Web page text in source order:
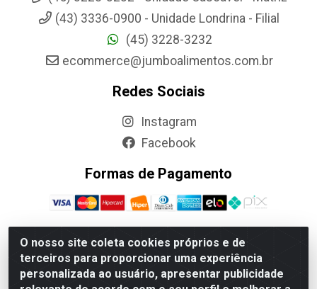
O nosso site coleta cookies próprios e de
terceiros para proporcionar uma experiência
personalizada ao usuário, apresentar publicidade
(43) 3336-0900 - Unidade Londrina - Filial
(45) 3228-3232
ecommerce@jumboalimentos.com.br
Redes Sociais
Instagram
Facebook
Formas de Pagamento
Jumbo Alimentos Cascavel - Matriz - Rua Itatiba Do Sul, 161 -
Santos Dumont, Cascavel-PR - CEP 85804-700- CNPJ